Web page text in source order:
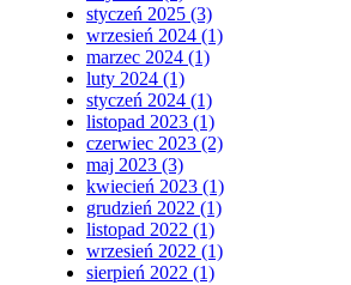
styczeń 2025 (3)
wrzesień 2024 (1)
marzec 2024 (1)
luty 2024 (1)
styczeń 2024 (1)
listopad 2023 (1)
czerwiec 2023 (2)
maj 2023 (3)
kwiecień 2023 (1)
grudzień 2022 (1)
listopad 2022 (1)
wrzesień 2022 (1)
sierpień 2022 (1)